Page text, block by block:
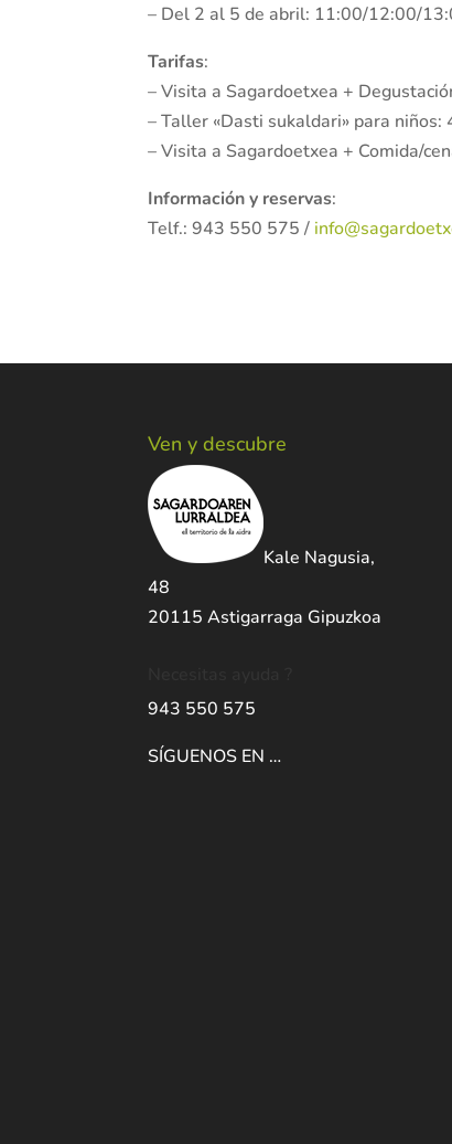
– Del 2 al 5 de abril: 11:00/12:00/
Tarifas:
– Visita a Sagardoetxea +
– Taller «Dasti sukaldari» para niños:
– Visita a Sagardoetxea + Comida/
Información y reservas:
Telf.: 943 550 575 /
Ven y descubre
Kale Nagusia,
48
20115 Astigarraga Gipuzkoa
943 550 575
SÍGUENOS EN …